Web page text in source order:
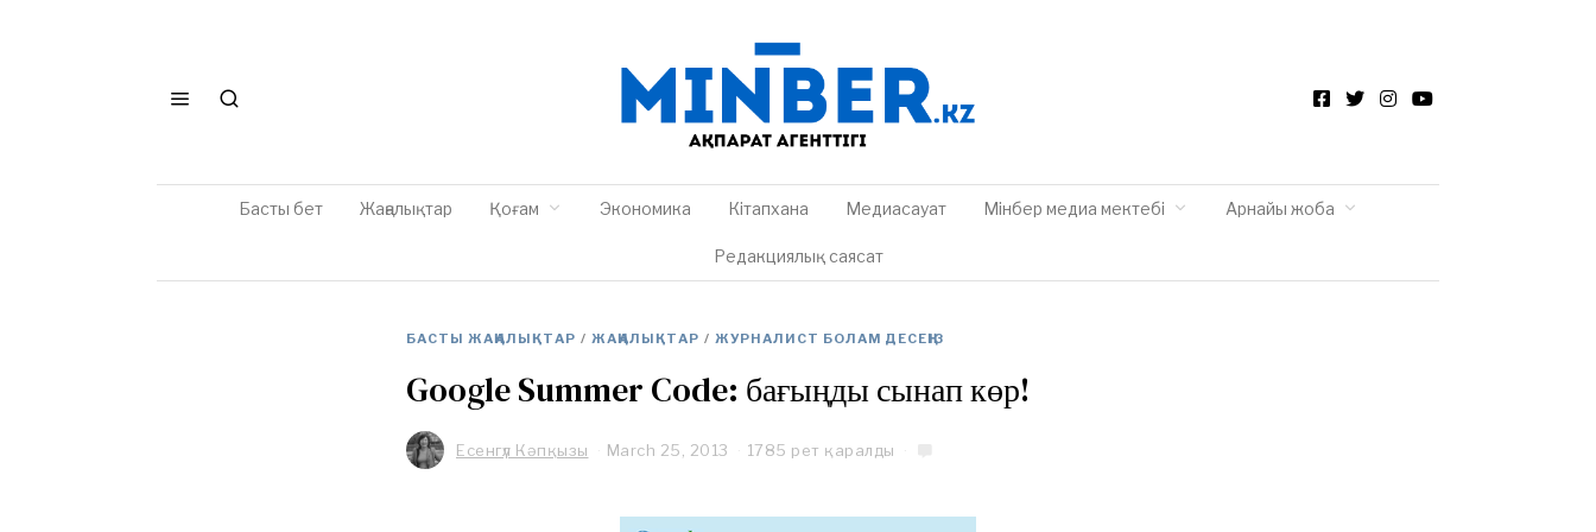
Басты бет Жаңалықтар Қоғам Экономика Кітапхана Медиасауат Мінбер медиа мектебі Арнайы жоба
Редакциялық саясат
БАСТЫ ЖАҢАЛЫҚТАР / ЖАҢАЛЫҚТАР / ЖУРНАЛИСТ БОЛАМ ДЕСЕҢІЗ
Google Summer Code: бағыңды сынап көр!
Есенгүл Кәпқызы March 25, 2013
c
1785 рет қаралды